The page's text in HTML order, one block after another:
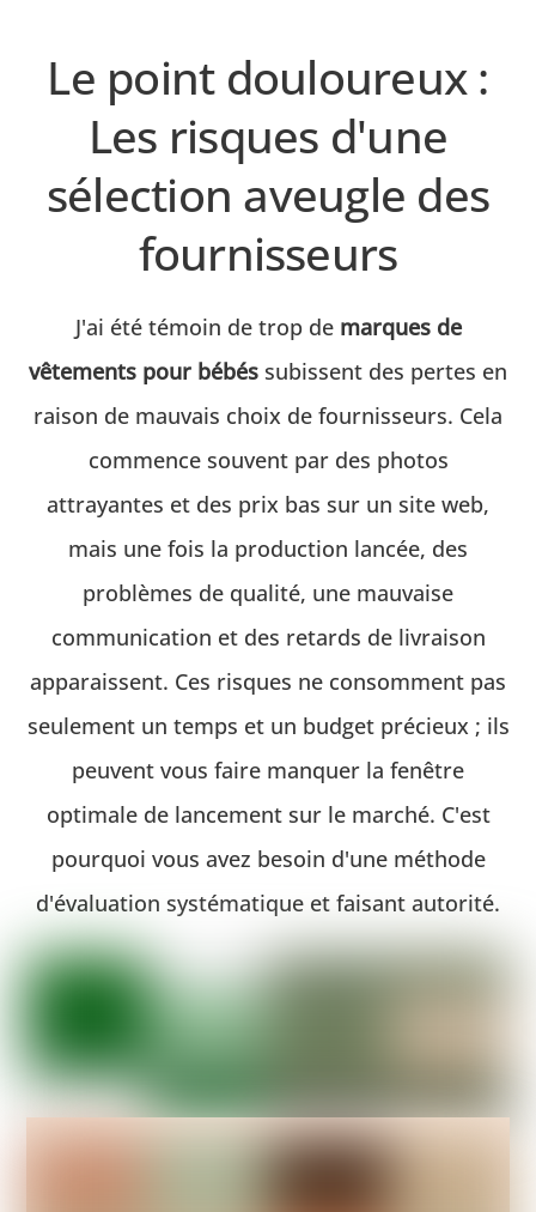
Le point douloureux :
Les risques d'une
sélection aveugle des
fournisseurs
J'ai été témoin de trop de marques de
vêtements pour bébés subissent des pertes en
raison de mauvais choix de fournisseurs. Cela
commence souvent par des photos
attrayantes et des prix bas sur un site web,
mais une fois la production lancée, des
problèmes de qualité, une mauvaise
communication et des retards de livraison
apparaissent. Ces risques ne consomment pas
seulement un temps et un budget précieux ; ils
peuvent vous faire manquer la fenêtre
optimale de lancement sur le marché. C'est
pourquoi vous avez besoin d'une méthode
d'évaluation systématique et faisant autorité.